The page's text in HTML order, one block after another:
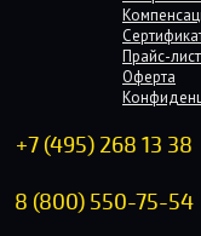
Прайс-лист
Оферта
+7 (495) 268 13 38
8 (800) 550-75-54